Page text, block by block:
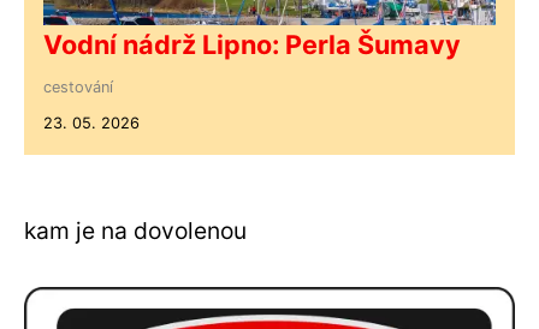
Vodní nádrž Lipno: Perla Šumavy
cestování
23. 05. 2026
kam je na dovolenou